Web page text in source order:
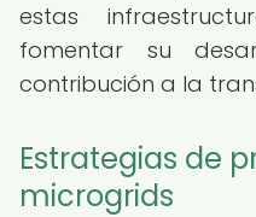
estas
fomentar su
contribución a la
Estrategias de
microgrids